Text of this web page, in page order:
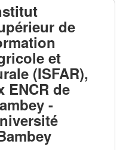
de
et
(ISFAR),
ENCR de
-